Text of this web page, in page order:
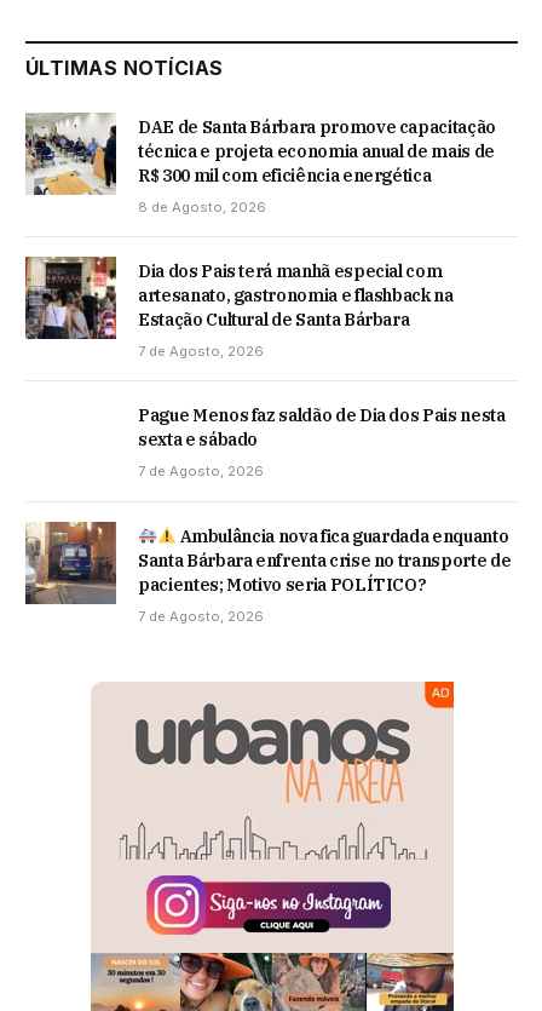
ÚLTIMAS NOTÍCIAS
DAE de Santa Bárbara promove capacitação
técnica e projeta economia anual de mais de
R$ 300 mil com eficiência energética
8 de Agosto, 2026
Dia dos Pais terá manhã especial com
artesanato, gastronomia e flashback na
Estação Cultural de Santa Bárbara
7 de Agosto, 2026
Pague Menos faz saldão de Dia dos Pais nesta
sexta e sábado
7 de Agosto, 2026
Ambulância nova fica guardada enquanto
Santa Bárbara enfrenta crise no transporte de
pacientes; Motivo seria POLÍTICO?
7 de Agosto, 2026